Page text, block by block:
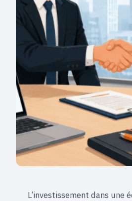
L’investissement dans une